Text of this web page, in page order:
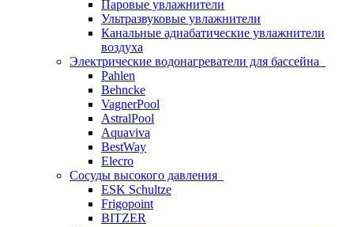
Паровые увлажнители
Ультразвуковые увлажнители
Канальные адиабатические увлажнители
воздуха
Электрические водонагреватели для бассейна
Pahlen
Behncke
VagnerPool
AstralPool
Aquaviva
BestWay
Elecro
Сосуды высокого давления
ESK Schultze
Frigopoint
BITZER